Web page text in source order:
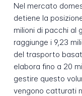
Nel mercato
detiene la
milioni di pacchi al
raggiunge i 9,23
del trasporto
elabora fino a 20
gestire questo
vengono catturati